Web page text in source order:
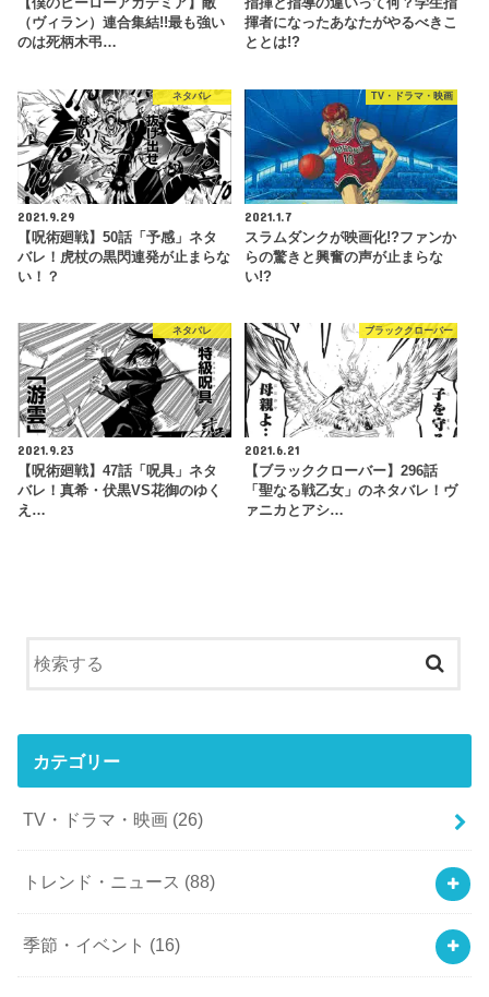
【僕のヒーローアカデミア】敵
（ヴィラン）連合集結!!最も強い
のは死柄木弔…
指揮と指導の違いって何？学生指
揮者になったあなたがやるべきこ
ととは!?
ネタバレ
2021.9.29
【呪術廻戦】50話「予感」ネタ
バレ！虎杖の黒閃連発が止まらな
い！？
TV・ドラマ・映画
2021.1.7
スラムダンクが映画化!?ファンか
らの驚きと興奮の声が止まらな
い!?
ネタバレ
2021.9.23
【呪術廻戦】47話「呪具」ネタ
バレ！真希・伏黒VS花御のゆく
え…
ブラッククローバー
2021.6.21
【ブラッククローバー】296話
「聖なる戦乙女」のネタバレ！ヴ
ァニカとアシ…
カテゴリー
TV・ドラマ・映画 (26)
トレンド・ニュース (88)
季節・イベント (16)